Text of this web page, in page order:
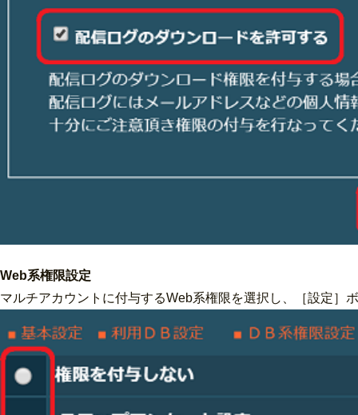
Web系権限設定
マルチアカウントに付与するWeb系権限を選択し、［設定］